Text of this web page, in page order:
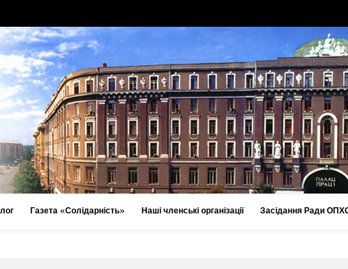
Газета «Солідарність» Наші членські організації Засідання Ради